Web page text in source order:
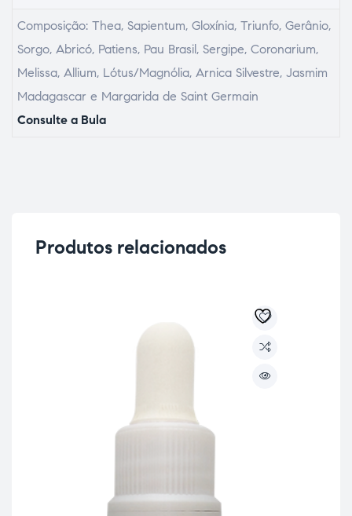
Composição: Thea, Sapientum, Gloxínia, Triunfo, Gerânio,
Sorgo, Abricó, Patiens, Pau Brasil, Sergipe, Coronarium,
Melissa, Allium, Lótus/Magnólia, Arnica Silvestre, Jasmim
Madagascar e Margarida de Saint Germain
Consulte a Bula
Produtos relacionados